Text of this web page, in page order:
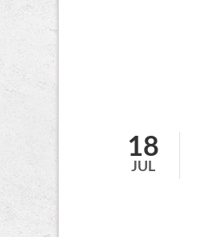
18
JUL